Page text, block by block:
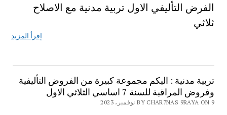
الفرض التأليفي الاول تربية مدنية مع الاصلاح
ثلاثي
إقرأ المزيد
تربية مدنية : اليكم مجموعة كبيرة من الفروض التأليفية
وفروض المراقبة للسنة 7 اساسي الثلاثي الاول
BY CHAR7NAS 9RAYA ON 9 نوفمبر، 2023